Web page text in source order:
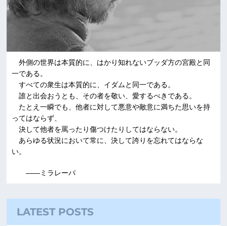
外側の世界は本質的に、はかり知れないブッダ方の宮殿と同
一である。
すべての衆生は本質的に、イダムと同一である。
誰と出会おうとも、その者を敬い、愛するべきである。
たとえ一瞬でも、他者に対して悪意や敵意に満ちた思いを持
ってはならず、
決して他者を罵ったり傷つけたりしてはならない。
あらゆる状況において常に、決して誇りを忘れてはならな
い。
――ミラレーパ
LATEST POSTS